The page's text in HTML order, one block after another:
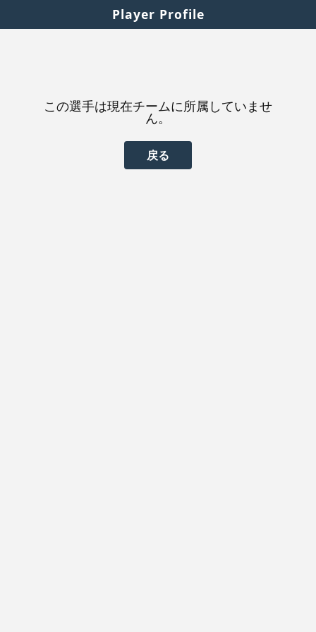
Player Profile
この選手は現在チームに所属していませ
ん。
戻る